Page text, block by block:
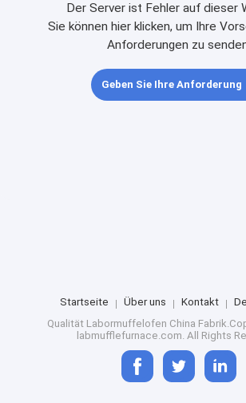
Der Server ist Fehler auf dieser
Sie können hier klicken, um Ihre
Anforderungen zu
Geben Sie Ihre Anforderung
Startseite Über uns Kontakt
Qualität Labormuffelofen China
labmufflefurnace.com. All Rights